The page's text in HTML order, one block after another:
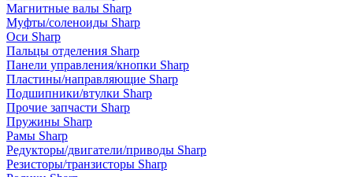
Магнитные валы Sharp
Муфты/соленоиды Sharp
Оси Sharp
Пальцы отделения Sharp
Панели управления/кнопки Sharp
Пластины/направляющие Sharp
Подшипники/втулки Sharp
Прочие запчасти Sharp
Пружины Sharp
Рамы Sharp
Редукторы/двигатели/приводы Sharp
Резисторы/транзисторы Sharp